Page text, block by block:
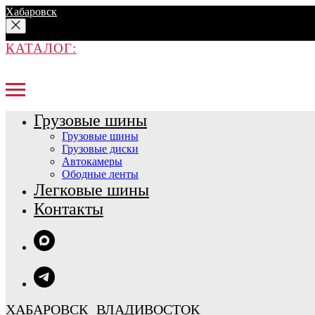
Хабаровск
КАТАЛОГ:
Грузовые шины
Грузовые шины
Грузовые диски
Автокамеры
Ободные ленты
Легковые шины
Контакты
ХАБАРОВСК ВЛАДИВОСТОК